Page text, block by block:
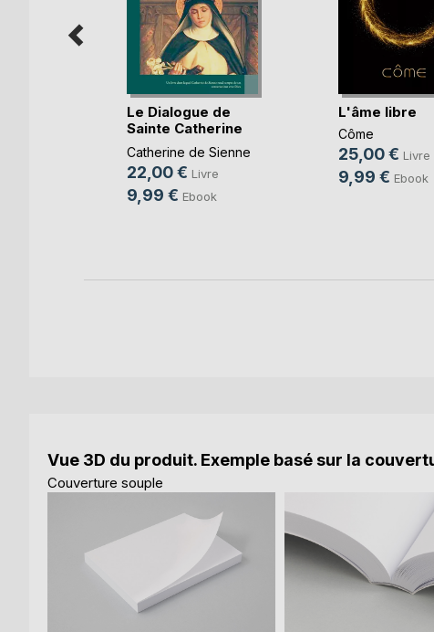
Le Dialogue de
Sainte Catherine
de(...)
Catherine de Sienne
22,00 € Livre
9,99 € Ebook
L'âme libre
Côme
25,00 € Livre
9,99 € Ebook
Vue 3D du produit. Exemple basé sur la
Couverture souple